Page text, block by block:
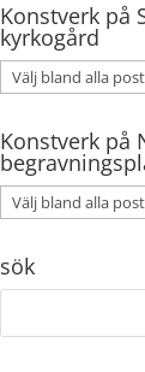
Konstverk på
kyrkogård
Konstverk på
sök